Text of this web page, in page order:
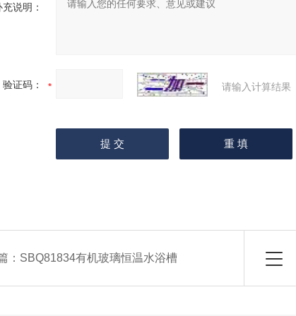
充说明：
验证码： 请输入计算结果
： SBQ81834有机玻璃恒温水浴槽